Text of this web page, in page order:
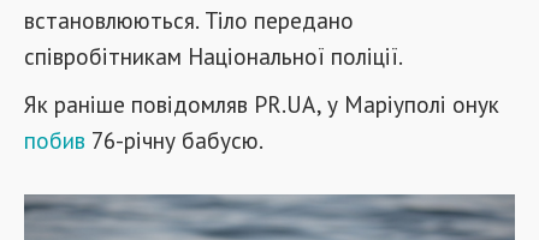
встановлюються. Тіло передано
співробітникам Національної поліції.
Як раніше повідомляв PR.UA, у Маріуполі онук
побив 76-річну бабусю.